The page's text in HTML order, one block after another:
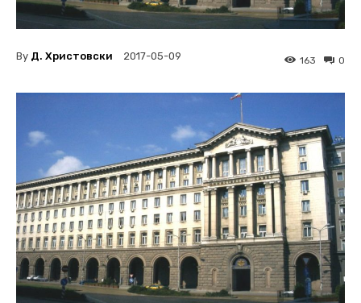
By Д. Христовски 2017-05-09 0
163